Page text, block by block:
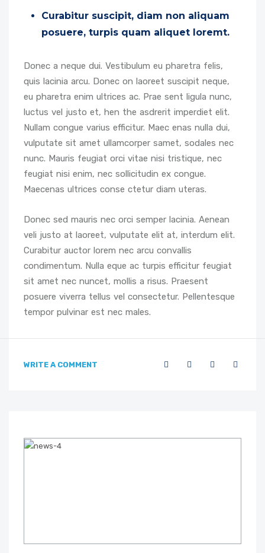
Curabitur suscipit, diam non aliquam
posuere, turpis quam aliquet loremt.
Donec a neque dui. Vestibulum eu pharetra felis,
quis lacinia arcu. Donec on laoreet suscipit neque,
eu pharetra enim ultrices ac. Prae sent ligula nunc,
luctus vel justo et, hen the asdrerit imperdiet elit.
Nullam congue varius efficitur. Maec enas nulla dui,
vulputate sit amet ullamcorper samet, sodales nec
nunc. Mauris feugiat orci vitae nisi tristique, nec
feugiat nisi enim, nec sollicitudin ex congue.
Maecenas ultrices conse ctetur diam uteras.
Donec sed mauris nec orci semper lacinia. Aenean
veli justo at laoreet, vulputate elit at, interdum elit.
Curabitur auctor lorem nec arcu convallis
condimentum. Nulla eque ac turpis efficitur feugiat
sit amet nec nuncet, mollis a risus. Praesent
posuere viverra tellus vel consectetur. Pellentesque
tempor pulvinar est nec males.
WRITE A COMMENT